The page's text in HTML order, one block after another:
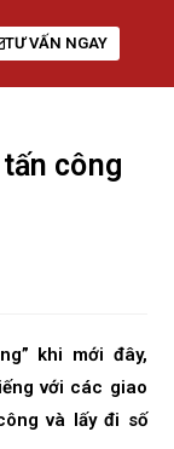
TƯ VẤN NGAY
công
khi mới đây,
với các giao
và lấy đi số